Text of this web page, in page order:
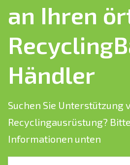
an Ihren
Händler
Suchen Sie Unterstützung
Recyclingausrüstung?
Informationen unten